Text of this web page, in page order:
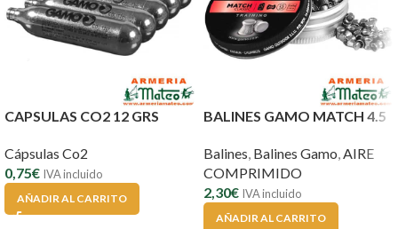
CAPSULAS CO2 12 GRS
Cápsulas Co2
0,75€ IVA incluido
AÑADIR AL CARRITO
BALINES GAMO MATCH 4.5
Balines Balines Gamo AIRE
COMPRIMIDO
2,30€ IVA incluido
AÑADIR AL CARRITO